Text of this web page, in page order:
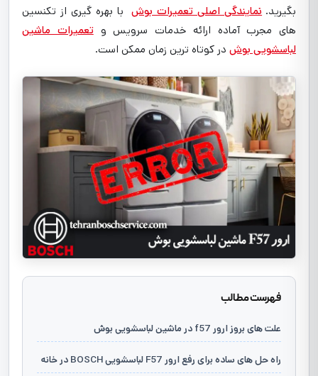
بگیرید. نمایندگی اصلی تعمیرات بوشبا بهره گیری از تکنسین
های مجرب آماده ارائه خدمات سرویس وتعمیرات ماشین
لباسشویی بوش در کوتاه ترین زمان ممکن است.
فهرست مطالب
علت های بروز ارور f57 در ماشین لباسشویی بوش
راه حل های ساده برای رفع ارور F57 لباسشویی BOSCH در خانه